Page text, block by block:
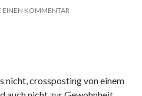
EINEN KOMMENTAR
nicht, crossposting von einem